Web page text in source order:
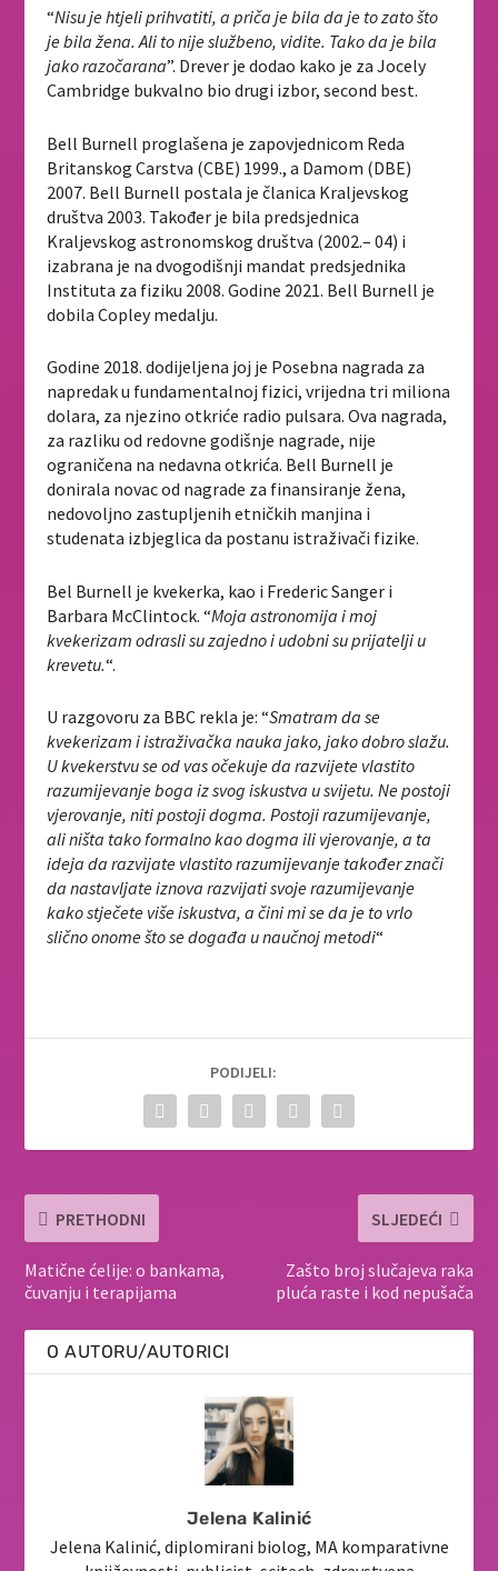
“Nisu je htjeli prihvatiti, a priča je bila da je to zato što
je bila žena. Ali to nije službeno, vidite. Tako da je bila
jako razočarana”. Drever je dodao kako je za Jocely
Cambridge bukvalno bio drugi izbor, second best.
Bell Burnell proglašena je zapovjednicom Reda
Britanskog Carstva (CBE) 1999., a Damom (DBE)
2007. Bell Burnell postala je članica Kraljevskog
društva 2003. Također je bila predsjednica
Kraljevskog astronomskog društva (2002.– 04) i
izabrana je na dvogodišnji mandat predsjednika
Instituta za fiziku 2008. Godine 2021. Bell Burnell je
dobila Copley medalju.
Godine 2018. dodijeljena joj je Posebna nagrada za
napredak u fundamentalnoj fizici, vrijedna tri miliona
dolara, za njezino otkriće radio pulsara. Ova nagrada,
za razliku od redovne godišnje nagrade, nije
ograničena na nedavna otkrića. Bell Burnell je
donirala novac od nagrade za finansiranje žena,
nedovoljno zastupljenih etničkih manjina i
studenata izbjeglica da postanu istraživači fizike.
Bel Burnell je kvekerka, kao i Frederic Sanger i
Barbara McClintock. “Moja astronomija i moj
kvekerizam odrasli su zajedno i udobni su prijatelji u
krevetu.“.
U razgovoru za BBC rekla je: “Smatram da se
kvekerizam i istraživačka nauka jako, jako dobro slažu.
U kvekerstvu se od vas očekuje da razvijete vlastito
razumijevanje boga iz svog iskustva u svijetu. Ne postoji
vjerovanje, niti postoji dogma. Postoji razumijevanje,
ali ništa tako formalno kao dogma ili vjerovanje, a ta
ideja da razvijate vlastito razumijevanje također znači
da nastavljate iznova razvijati svoje razumijevanje
kako stječete više iskustva, a čini mi se da je to vrlo
slično onome što se događa u naučnoj metodi“
PODIJELI:
PRETHODNI
Matične ćelije: o bankama,
čuvanju i terapijama
SLJEDEĆI
Zašto broj slučajeva raka
pluća raste i kod nepušača
O AUTORU/AUTORICI
Jelena Kalinić
Jelena Kalinić, diplomirani biolog, MA komparativne